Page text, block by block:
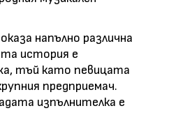
напълно различна
история е
тъй като певицата
предприемач.
изпълнителка е